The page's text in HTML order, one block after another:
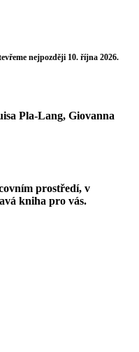
nejpozději 10. října 2026.
Pla-Lang, Giovanna
prostředí, v
kniha pro vás.